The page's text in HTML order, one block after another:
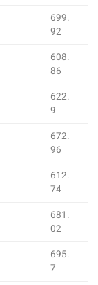
699.
92
608.
86
622.
9
672.
96
612.
74
681.
02
695.
7